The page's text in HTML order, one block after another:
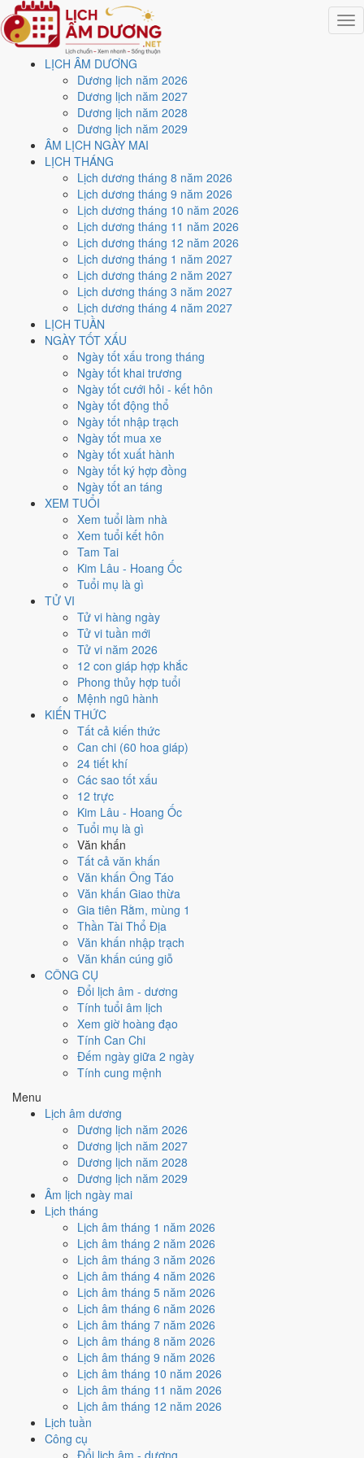
LỊCH ÂM DƯƠNG
Dương lịch năm 2026
Dương lịch năm 2027
Dương lịch năm 2028
Dương lịch năm 2029
ÂM LỊCH NGÀY MAI
LỊCH THÁNG
Lịch dương tháng 8 năm 2026
Lịch dương tháng 9 năm 2026
Lịch dương tháng 10 năm 2026
Lịch dương tháng 11 năm 2026
Lịch dương tháng 12 năm 2026
Lịch dương tháng 1 năm 2027
Lịch dương tháng 2 năm 2027
Lịch dương tháng 3 năm 2027
Lịch dương tháng 4 năm 2027
LỊCH TUẦN
NGÀY TỐT XẤU
Ngày tốt xấu trong tháng
Ngày tốt khai trương
Ngày tốt cưới hỏi - kết hôn
Ngày tốt động thổ
Ngày tốt nhập trạch
Ngày tốt mua xe
Ngày tốt xuất hành
Ngày tốt ký hợp đồng
Ngày tốt an táng
XEM TUỔI
Xem tuổi làm nhà
Xem tuổi kết hôn
Tam Tai
Kim Lâu - Hoang Ốc
Tuổi mụ là gì
TỬ VI
Tử vi hàng ngày
Tử vi tuần mới
Tử vi năm 2026
12 con giáp hợp khắc
Phong thủy hợp tuổi
Mệnh ngũ hành
KIẾN THỨC
Tất cả kiến thức
Can chi (60 hoa giáp)
24 tiết khí
Các sao tốt xấu
12 trực
Kim Lâu - Hoang Ốc
Tuổi mụ là gì
Văn khấn
Tất cả văn khấn
Văn khấn Ông Táo
Văn khấn Giao thừa
Gia tiên Rằm, mùng 1
Thần Tài Thổ Địa
Văn khấn nhập trạch
Văn khấn cúng giỗ
CÔNG CỤ
Đổi lịch âm - dương
Tính tuổi âm lịch
Xem giờ hoàng đạo
Tính Can Chi
Đếm ngày giữa 2 ngày
Tính cung mệnh
Menu
Lịch âm dương
Dương lịch năm 2026
Dương lịch năm 2027
Dương lịch năm 2028
Dương lịch năm 2029
Âm lịch ngày mai
Lịch tháng
Lịch âm tháng 1 năm 2026
Lịch âm tháng 2 năm 2026
Lịch âm tháng 3 năm 2026
Lịch âm tháng 4 năm 2026
Lịch âm tháng 5 năm 2026
Lịch âm tháng 6 năm 2026
Lịch âm tháng 7 năm 2026
Lịch âm tháng 8 năm 2026
Lịch âm tháng 9 năm 2026
Lịch âm tháng 10 năm 2026
Lịch âm tháng 11 năm 2026
Lịch âm tháng 12 năm 2026
Lịch tuần
Công cụ
Đổi lịch âm - dương
Trang chủ
Lịch năm 2026
Tháng 2/2026
Ngày 4/2/2026 (Kỷ Dậu)
Xem ngày4/2/2026
lịch - Ngày 17/12 âm lịch
(Kỷ Dậu) tốt hay xấu?
Ngày 4/2/2026 dương lịch (Thứ Tư) là ngày 17/12/2025 âm lịch
Kỷ Dậu- Can sinh Chi, Trực Thành, Sao Chẩn, nạp âm Đại
Trạch Thổ. Tổng hòa, đây làNgày Cátvới điểm trung bình
các việc quan trọng. Giờ Hoàng Đạo trong ngày:
Mùi, Dậu.
Ngày Dương
Tháng 2 năm 2026
Tháng 12 âm năm 2025
Tiết Lập Xuân
Giáp Tý
Ngày Kỷ Dậu có TrựcThành(ngày thành tựu - đại cát, tốt cho mọi
việc) nhưng gặp SaoCâu Trận hắc đạo
nên đây là Ngày Cát, thuận lợi cho các việc quan trọng.
Sửu, Tỵ, Thìnhợp ngày; tuổiMão
Ngày 4/2/2026 tốt hay xấu cho
việc gì?
Ngày 4/2/2026 đạt 6.6/10trung bình cho 7 việc chính: cao nhất là
mái nhà (8/10) , thấp nhất là
Thành (ngày thành tựu - đại cát, tốt cho mọi việc) nhưng gặp Sao Câu
Trận hắc đạo nên điểm từng việc chênh nhau như bảng dưới.
Cưới hỏi - đính hôn
Tốt
Cưới hỏi - đính hôn hôm nay ở
Thành , nhưng Ngày Hắc Đạo kéo giảm điểm.
Cách tính ngày tốt
Khai trương - mở cửa hàng
Tốt
Khai trương - mở cửa hàng hôm nay ở
Trực Thành , nhưng Ngày Hắc Đạo kéo giảm điểm.
Cách tính ngày tốt
Ký hợp đồng - giao ước
Tốt
Ký hợp đồng - giao ước hôm nay ở
Thành , nhưng Ngày Hắc Đạo kéo giảm điểm.
Cách tính ngày tốt
🏗️
Động thổ - khởi công
Tốt
Động thổ - khởi công hôm nay ở
Thành , nhưng Ngày Hắc Đạo kéo giảm điểm.
Cách tính ngày tốt
🏡 Nhập trạch - vào nhà mới
Tốt
Nhập trạch - vào nhà mới hôm nay ở
Trực Thành, nhưng Ngày Hắc Đạo kéo giảm điểm.
Cách tính ngày tốt
Mua xe - tậu xe
Rất tốt
Mua xe - tậu xe hôm nay ởmức rất tốt (8/10)
Thành và Sao Chẩn, nhưng Ngày Hắc Đạo kéo giảm điểm.
Cách tính ngày tốt
Xuất hành - đi xa
Rất tốt
Xuất hành - đi xa hôm nay ở
Thành và Sao Chẩn